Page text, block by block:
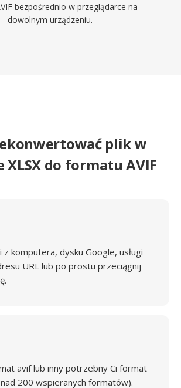
bezpośrednio w przeglądarce na
dowolnym urządzeniu.
plik w
do formatu AVIF
z komputera, dysku Google, usługi
URL lub po prostu przeciągnij
avif lub inny potrzebny Ci format
200 wspieranych formatów).